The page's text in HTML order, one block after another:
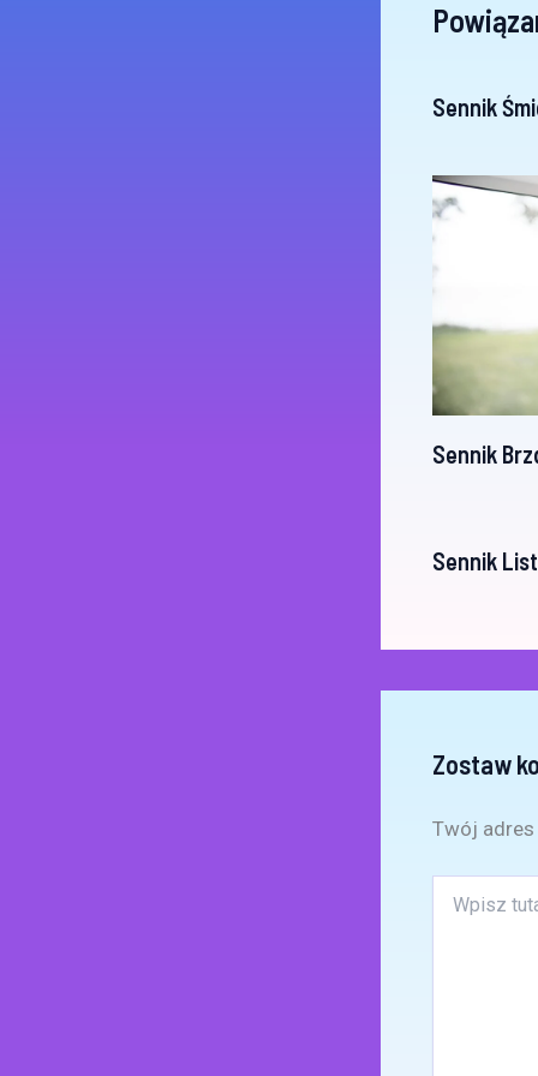
Sennik
Sennik
Sennik List
Zostaw
Twój adres
tutaj..